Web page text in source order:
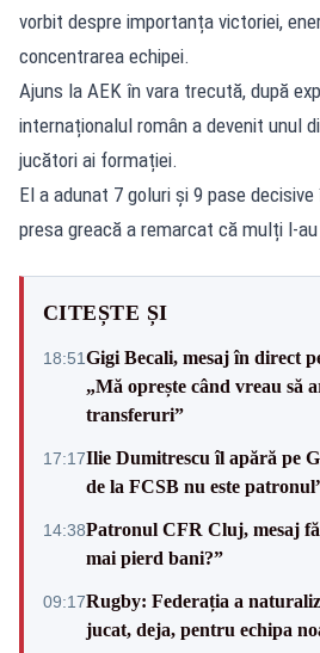
vorbit despre importanța victoriei,
concentrarea echipei.
Ajuns la AEK în vara trecută, după
internaționalul român a devenit unul
jucători ai formației.
El a adunat 7 goluri și 9 pase
presa greacă a remarcat că mulți l-
CITEȘTE ȘI
18:51Gigi Becali, mesaj în direct
„Mă oprește când vreau să
transferuri”
17:17Ilie Dumitrescu îl apără pe
de la FCSB nu este
14:38Patronul CFR Cluj, mesaj
mai pierd bani?”
09:17Rugby: Federația a
jucat, deja, pentru echipa